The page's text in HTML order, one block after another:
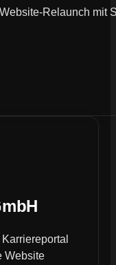
Website-Relaunch mit
Website